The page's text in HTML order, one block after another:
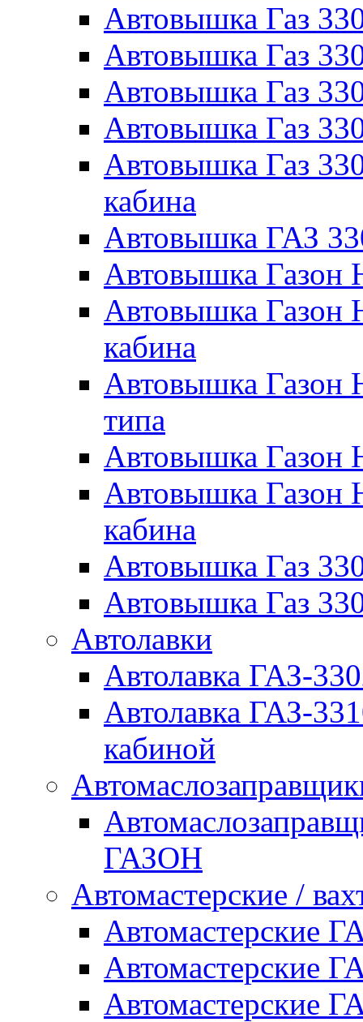
Автовышка Газ
Автовышка Газ
Автовышка Газ
Автовышка Газ
Автовышка Газ
кабина
Автовышка ГАЗ
Автовышка
Автовышка Газон
кабина
Автовышка Газон
типа
Автовышка Газон
Автовышка Газон
кабина
Автовышка Газ
Автовышка Газ
Автолавки
Автолавка ГАЗ-
Автолавка ГАЗ-
кабиной
ГАЗОН
Автомастерские /
Автомастерские
Автомастерские